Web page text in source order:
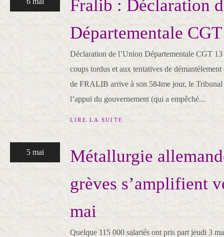
Fralib : Déclaration
Départementale
Déclaration de l’Union Départementale CGT
coups tordus et aux tentatives de
de FRALIB arrive à son 584me jour, le Tribunal
l’appui du gouvernement (qui a empêché...
LIRE LA SUITE
5 mai
Métallurgie
grèves s’amplifient
mai
Quelque 115 000 salariés ont pris part jeudi 3